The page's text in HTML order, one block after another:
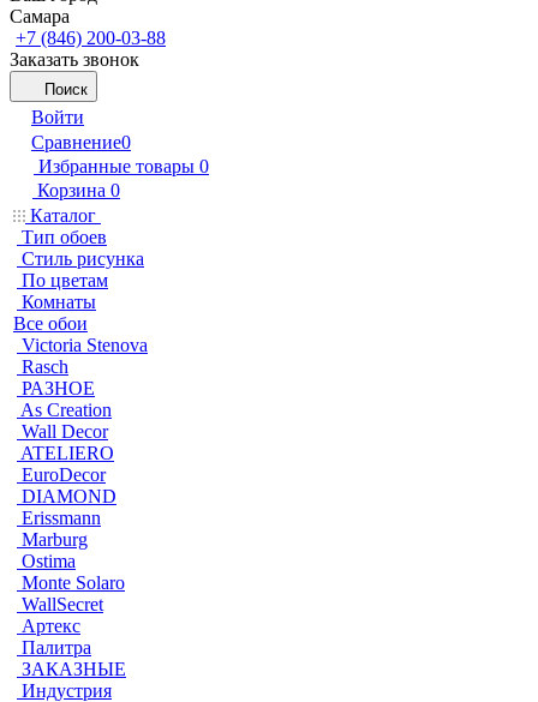
Самара
+7 (846) 200-03-88
Заказать звонок
Поиск
Войти
Сравнение0
Избранные товары 0
Корзина 0
Каталог
Тип обоев
Стиль рисунка
По цветам
Комнаты
Все обои
Victoria Stenova
Rasch
РАЗНОЕ
As Creation
Wall Decor
ATELIERO
EuroDecor
DIAMOND
Erissmann
Marburg
Ostima
Monte Solaro
WallSecret
Артекс
Палитра
ЗАКАЗНЫЕ
Индустрия